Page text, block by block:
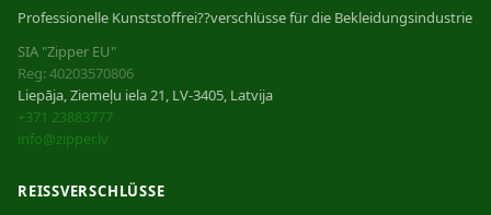
Professionelle Kunststoffrei??verschlüsse für die Bekleidungsindustrie
SIA "Zipper EU"
Reg: 40203570806
Liepāja, Ziemeļu iela 21, LV-3405, Latvija
+371 23883777
info@zipper.lv
REISSVERSCHLÜSSE